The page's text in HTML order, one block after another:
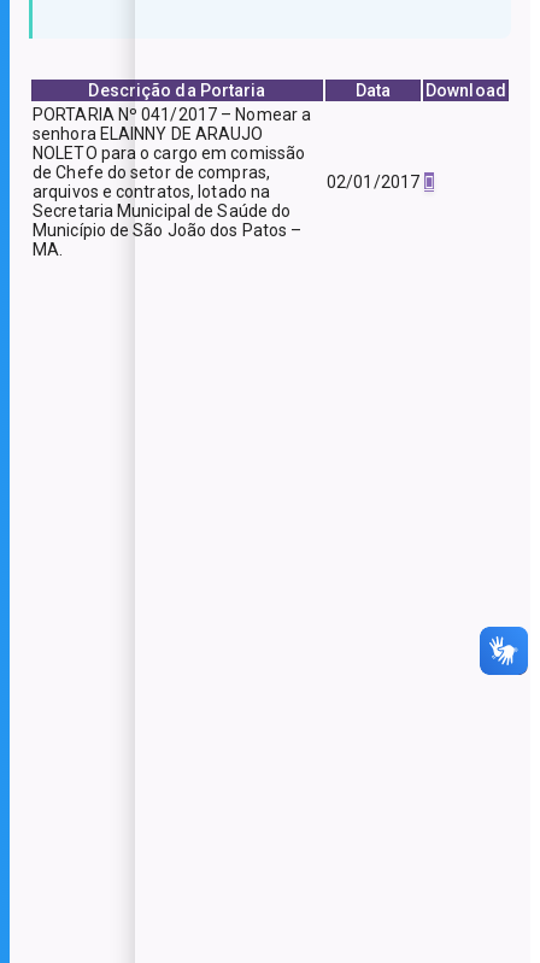
Descrição da Portaria Data
Download
PORTARIA Nº 041/2017 – Nomear a
senhora ELAINNY DE ARAUJO
NOLETO para o cargo em comissão
de Chefe do setor de compras,
arquivos e contratos, lotado na
Secretaria Municipal de Saúde do
Município de São João dos Patos –
MA.
02/01/2017